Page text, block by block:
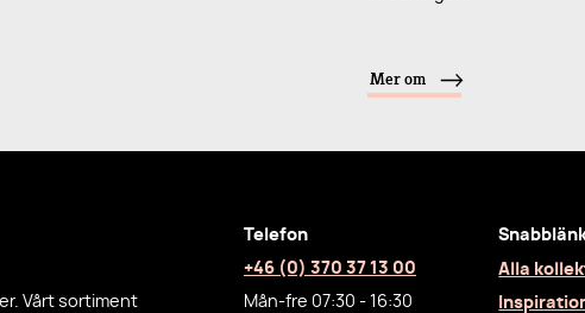
Mer om
Vårt sortiment
Telefon
+46 (0) 370 37 13 00
Mån-fre 07:30 - 16:30
Alla